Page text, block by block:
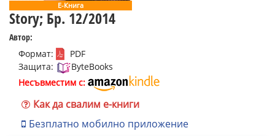
Е-Книга
Story; Бр. 12/2014
Автор:
Формат:
PDF
Защита:
ByteBooks
Несъвместим с:
Как да свалим е-книги
Безплатно мобилно приложение